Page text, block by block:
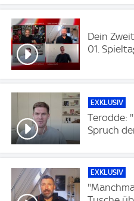
Dein
01.
EXKLUSIV
Terodde:
Spruch
EXKLUSIV